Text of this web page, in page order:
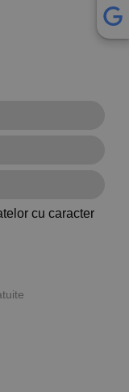
cu caracter